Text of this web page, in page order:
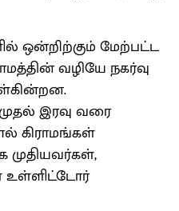
ஒன்றிற்கும் மேற்பட்ட
வழியே நகர்வு
இரவு வரை
கிராமங்கள்
முதியவர்கள்,
உள்ளிட்டோர்